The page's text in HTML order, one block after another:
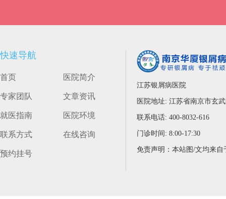
快速导航
首页 医院简介
专家团队 文章资讯
就医指南 医院环境
联系方式 在线咨询
预约挂号
江苏银屑病医院
医院地址: 江苏省南京市玄
联系电话: 400-8032-616
门诊时间: 8:00-17:30